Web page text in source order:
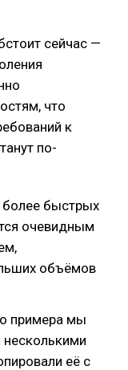
сейчас —
что
к
по-
быстрых
очевидным
объёмов
примера мы
несколькими
её с